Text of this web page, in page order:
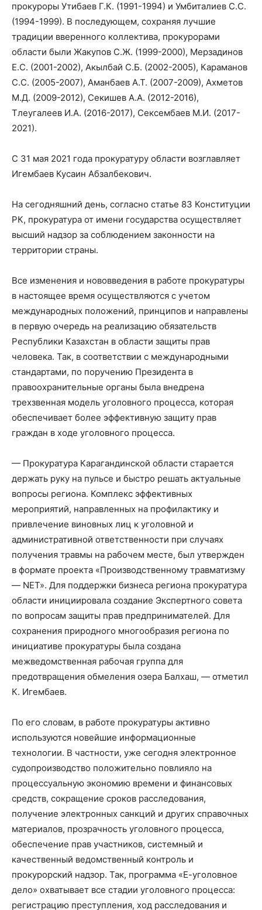
прокуроры Утибаев Г.К. (1991-1994) и Умбиталиев С.С.
(1994-1999). В последующем, сохраняя лучшие
традиции вверенного коллектива, прокурорами
области были Жакупов С.Ж. (1999-2000), Мерзадинов
Е.С. (2001-2002), Акылбай С.Б. (2002-2005), Караманов
С.С. (2005-2007), Аманбаев А.Т. (2007-2009), Ахметов
М.Д. (2009-2012), Секишев А.А. (2012-2016),
Тлеугалеев И.А. (2016-2017), Сексембаев М.И. (2017-
2021).
С 31 мая 2021 года прокуратуру области возглавляет
Игембаев Кусаин Абзалбекович.
На сегодняшний день, согласно статье 83 Конституции
РК, прокуратура от имени государства осуществляет
высший надзор за соблюдением законности на
территории страны.
Все изменения и нововведения в работе прокуратуры
в настоящее время осуществляются с учетом
международных положений, принципов и направлены
в первую очередь на реализацию обязательств
Республики Казахстан в области защиты прав
человека. Так, в соответствии с международными
стандартами, по поручению Президента в
правоохранительные органы была внедрена
трехзвенная модель уголовного процесса, которая
обеспечивает более эффективную защиту прав
граждан в ходе уголовного процесса.
— Прокуратура Карагандинской области старается
держать руку на пульсе и быстро решать актуальные
вопросы региона. Комплекс эффективных
мероприятий, направленных на профилактику и
привлечение виновных лиц к уголовной и
административной ответственности при случаях
получения травмы на рабочем месте, был утвержден
в формате проекта «Производственному травматизму
— NET». Для поддержки бизнеса региона прокуратура
области инициировала создание Экспертного совета
по вопросам защиты прав предпринимателей. Для
сохранения природного многообразия региона по
инициативе прокуратуры была создана
межведомственная рабочая группа для
предотвращения обмеления озера Балхаш, — отметил
К. Игембаев.
По его словам, в работе прокуратуры активно
используются новейшие информационные
технологии. В частности, уже сегодня электронное
судопроизводство положительно повлияло на
процессуальную экономию времени и финансовых
средств, сокращение сроков расследования,
получение электронных санкций и других справочных
материалов, прозрачность уголовного процесса,
обеспечение прав участников, системный и
качественный ведомственный контроль и
прокурорский надзор. Так, программа «Е-уголовное
дело» охватывает все стадии уголовного процесса:
регистрацию преступления, ход расследования и